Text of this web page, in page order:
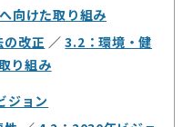
向けた取り組み
改正 ／3.2：環境・健
り組み
ジョン